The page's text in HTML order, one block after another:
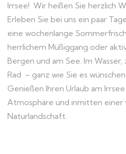
Irrsee! Wir heißen Sie herzlich
Erleben Sie bei uns ein paar
eine wochenlange
herrlichem Müßiggang oder
Bergen und am See. Im
Rad – ganz wie Sie es wünschen.
Genießen Ihren Urlaub am
Atmosphäre und inmitten einer
Naturlandschaft.